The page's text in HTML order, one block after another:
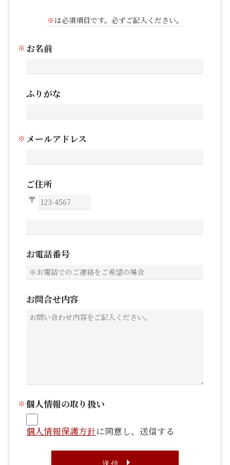
※は必須項目です。必ずご記入ください。
お名前
ふりがな
メールアドレス
ご住所
お電話番号
お問合せ内容
個人情報の取り扱い
個人情報保護方針に同意し、送信する